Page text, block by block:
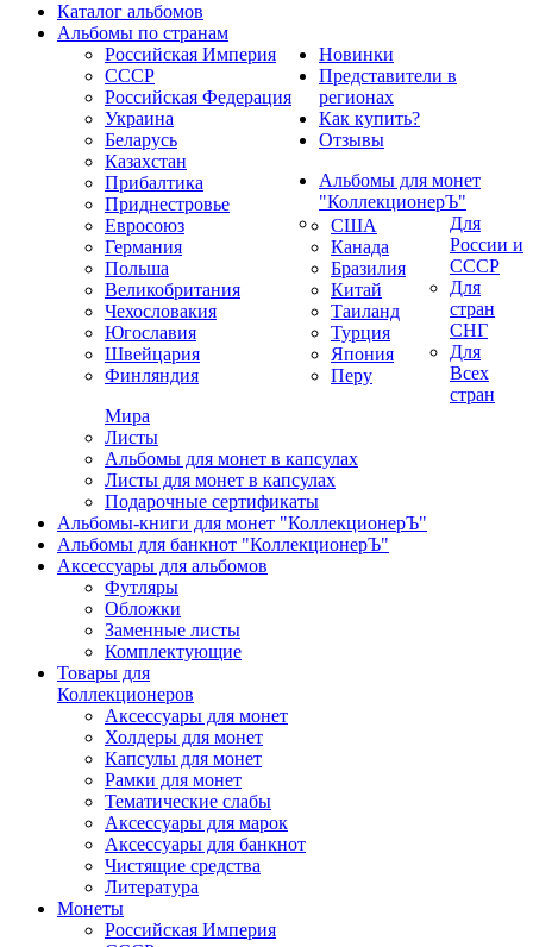
Каталог альбомов
Альбомы по странам
Российская Империя
СССР
Российская Федерация
Украина
Беларусь
Казахстан
Прибалтика
Приднестровье
Евросоюз
Германия
Польша
Великобритания
Чехословакия
Югославия
Швейцария
Финляндия
США
Канада
Бразилия
Китай
Таиланд
Турция
Япония
Перу
Новинки
Представители в
регионах
Как купить?
Отзывы
Альбомы для монет
"КоллекционерЪ"
Для
России и
СССР
Для
стран
СНГ
Для
Всех
стран
Мира
Листы
Альбомы для монет в капсулах
Листы для монет в капсулах
Подарочные сертификаты
Альбомы-книги для монет "КоллекционерЪ"
Альбомы для банкнот "КоллекционерЪ"
Аксессуары для альбомов
Футляры
Обложки
Заменные листы
Комплектующие
Товары для
Коллекционеров
Аксессуары для монет
Холдеры для монет
Капсулы для монет
Рамки для монет
Тематические слабы
Аксессуары для марок
Аксессуары для банкнот
Чистящие средства
Литература
Монеты
Российская Империя